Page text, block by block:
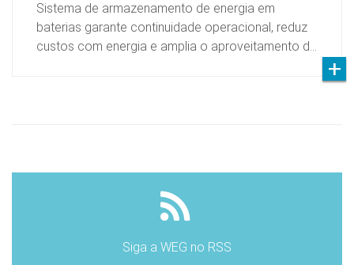
Sistema de armazenamento de energia em
baterias garante continuidade operacional, reduz
custos com energia e amplia o aproveitamento d…
Siga a WEG no RSS